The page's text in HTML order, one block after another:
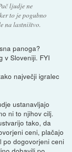
ljudje ne
to je pogubno
na lastništvo.
panoga?
v Sloveniji. FYI
največji igralec
ustanavljajo
ni to njihov cilj.
tako, da
ceni, plačajo
po dogovorjeni ceni